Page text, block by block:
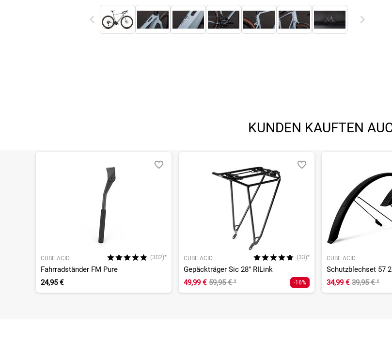
KUNDEN KAUFTEN
CUBE ACID (302)*
Fahrradständer FM Pure
24,95 €
CUBE ACID (33)*
Gepäckträger Sic 28" RILink
49,99 € 59,95 €¹ -16%
CUBE ACID
Schutzblechset 57
34,99 € 39,95 €¹